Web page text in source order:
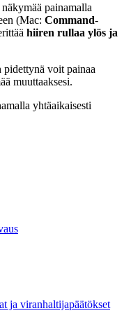
painamalla
(Mac: Command-
hiiren rullaa ylös ja
pidettynä voit painaa
muuttaaksesi.
yhtäaikaisesti
ja viranhaltijapäätökset